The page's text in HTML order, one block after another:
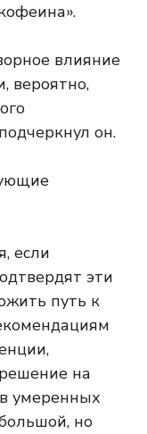
влияние
вероятно,
он.
если
эти
путь к
на
умеренных
но